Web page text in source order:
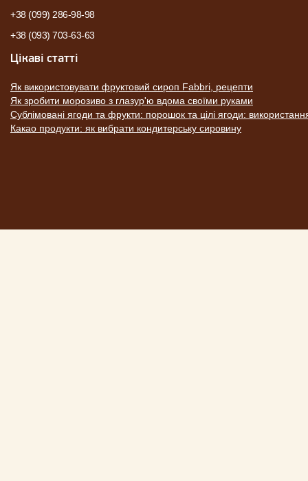
+38 (099) 286-98-98
+38 (093) 703-63-63
Цікаві статті
Як використовувати фруктовий сироп Fabbri, рецепти
Як зробити морозиво з глазур'ю вдома своїми руками
Сублімовані ягоди та фрукти: порошок та цілі ягоди:
Какао продукти: як вибрати кондитерську сировину